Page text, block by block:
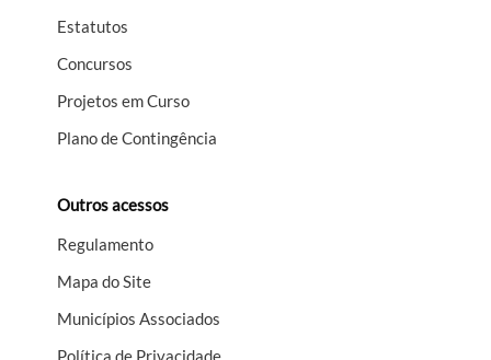
Estatutos
Concursos
Projetos em Curso
Plano de Contingência
Outros acessos
Regulamento
Mapa do Site
Municípios Associados
Política de Privacidade